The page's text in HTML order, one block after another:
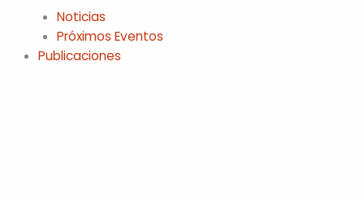
Noticias
Próximos Eventos
Publicaciones